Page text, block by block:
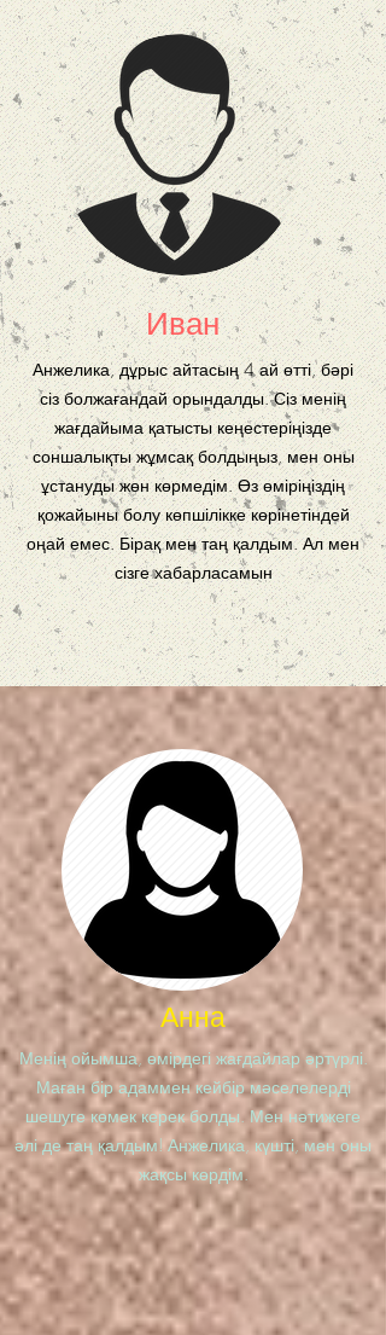
Иван
Анжелика, дұрыс айтасың 4 ай өтті, бәрі
сіз болжағандай орындалды. Сіз менің
жағдайыма қатысты кеңестеріңізде
соншалықты жұмсақ болдыңыз, мен оны
ұстануды жөн көрмедім. Өз өміріңіздің
қожайыны болу көпшілікке көрінетіндей
оңай емес. Бірақ мен таң қалдым. Ал мен
сізге хабарласамын
Анна
Менің ойымша, өмірдегі жағдайлар әртүрлі.
Маған бір адаммен кейбір мәселелерді
шешуге көмек керек болды. Мен нәтижеге
әлі де таң қалдым! Анжелика, күшті, мен оны
жақсы көрдім.